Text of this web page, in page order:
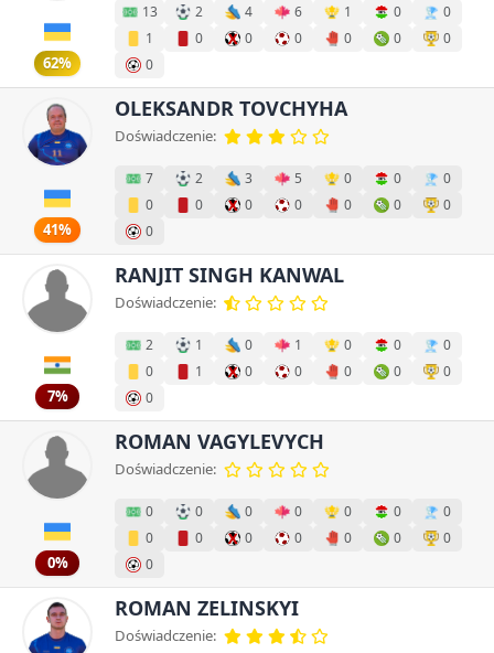
62%
13 2 4 6 1 0
0
1
0 0 0 0 0
0
0
41%
OLEKSANDR TOVCHYHA
Doświadczenie:
7 2 3 5 0 0
0
0
0 0 0 0 0
0
0
7%
RANJIT SINGH KANWAL
Doświadczenie:
2 1 0 1 0 0
0
0
1 0 0 0 0
0
0
0%
ROMAN VAGYLEVYCH
Doświadczenie:
0 0 0 0 0 0
0
0
0 0 0 0 0
0
0
ROMAN ZELINSKYI
Doświadczenie: